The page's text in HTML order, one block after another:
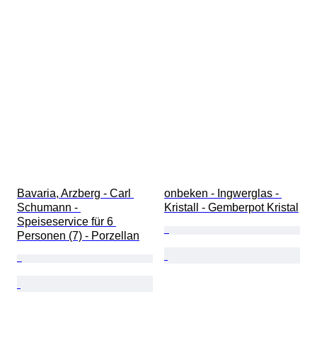
Bavaria, Arzberg - Carl
Schumann -
Speiseservice für 6
Personen (7) - Porzellan
onbeken - Ingwerglas -
Kristall - Gemberpot Kristal